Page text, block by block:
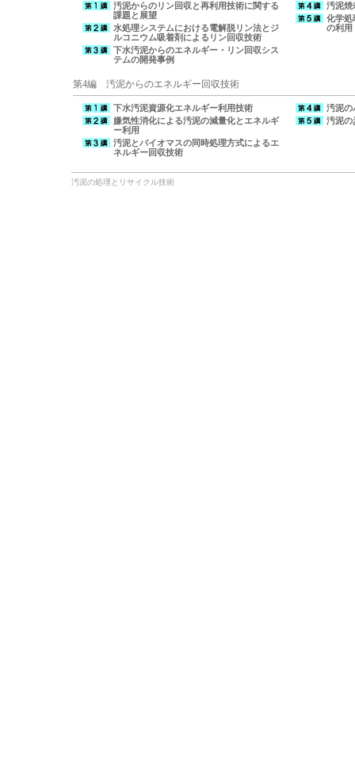
汚泥からのリン回収と再利用技術に関する
課題と展望
水処理システムにおける電解脱リン法とジ
ルコニウム吸着剤によるリン回収技術
下水汚泥からのエネルギー・リン回収シス
テムの開発事例
汚泥焼
化学処
の利用
第4編 汚泥からのエネルギー回収技術
下水汚泥資源化エネルギー利用技術
嫌気性消化による汚泥の減量化とエネルギ
ー利用
汚泥とバイオマスの同時処理方式によるエ
ネルギー回収技術
汚泥の
汚泥の
汚泥の処理とリサイクル技術